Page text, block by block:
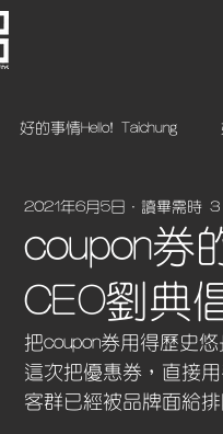
好的事情Hello! Taichung
coupon券
CEO劉典
2021年6月5日 讀畢需時
把coupon券用得歷史
這次把優惠券，直接
客群已經被品牌面給